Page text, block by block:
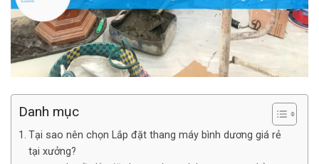
Danh mục
Tại sao nên chọn Lắp đặt thang máy bình dương giá rẻ
tại xưởng?